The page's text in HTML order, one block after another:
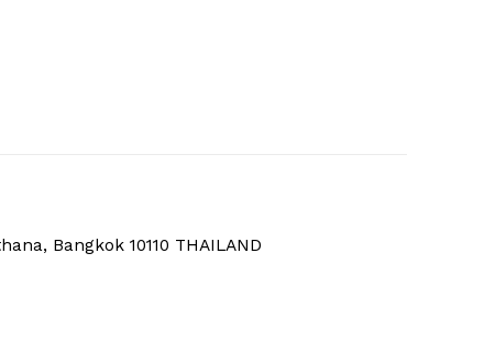
Bangkok 10110 THAILAND